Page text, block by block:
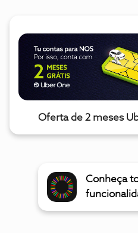
Oferta de 2 meses
Conheça